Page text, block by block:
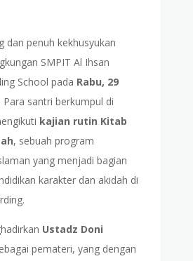
dan penuh kekhusyukan
SMPIT Al Ihsan
School pada Rabu, 29
. Para santri berkumpul di
kajian rutin Kitab
, sebuah program
yang menjadi bagian
karakter dan akidah di
Ustadz Doni
pemateri, yang dengan